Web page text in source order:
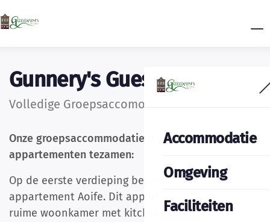
Accommodatie
Omgeving
Faciliteiten
Gunnery's Guest House
Volledige Groepsaccomodatie
Onze groepsaccommodatie bestaat uit onze beide
appartementen tezamen:
Op de eerste verdieping bevindt zich
appartement Aoife. Dit appartement bevat een
ruime woonkamer met kitchenette (let op: zonder